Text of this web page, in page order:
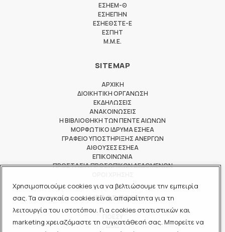
Χρησιμοποιούμε cookies για να βελτιώσουμε την εμπειρία
σας. Τα αναγκαία cookies είναι απαραίτητα για τη
λειτουργία του ιστοτόπου. Για cookies στατιστικών και
marketing χρειαζόμαστε τη συγκατάθεσή σας. Μπορείτε να
ΕΣΗΕΜ-Θ
ΕΣΗΕΠΗΝ
ΕΣΗΕΘΣΤΕ-Ε
ΕΣΠΗΤ
M.M.E.
SITEMAP
ΑΡΧΙΚΗ
ΔΙΟΙΚΗΤΙΚΗ ΟΡΓΑΝΩΣΗ
ΕΚΔΗΛΩΣΕΙΣ
ΑΝΑΚΟΙΝΩΣΕΙΣ
Η ΒΙΒΛΙΟΘΗΚΗ ΤΩΝ ΠΕΝΤΕ ΑΙΩΝΩΝ
ΜΟΡΦΩΤΙΚΟ ΙΔΡΥΜΑ ΕΣΗΕΑ
ΓΡΑΦΕΙΟ ΥΠΟΣΤΗΡΙΞΗΣ ΑΝΕΡΓΩΝ
ΑΙΘΟΥΣΕΣ ΕΣΗΕΑ
ΕΠΙΚΟΙΝΩΝΙΑ
ΠΡΟΣΤΑΣΙΑ ΠΡΟΣΩΠΙΚΩΝ ΔΕΔΟΜΕΝΩΝ
ΜΕΛΟΣ ΤΩΝ
ΔΟΔ